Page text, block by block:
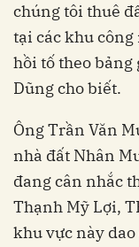
chúng tôi thuê
tại các khu
hồi tố theo bảng
Dũng cho biết.
Ông Trần Văn
nhà đất Nhân
đang cân nhắc
Thạnh Mỹ Lợi,
khu vực này